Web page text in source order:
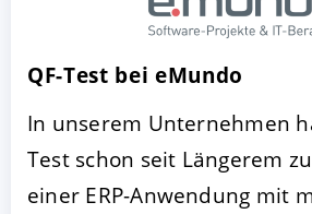
QF-Test bei eMundo
In unserem Unternehmen
Test schon seit Längerem
einer ERP-Anwendung mit